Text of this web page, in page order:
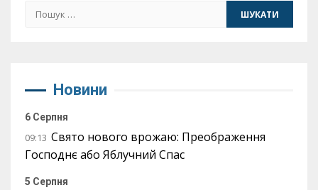
Пошук:
Новини
6 Серпня
09:13 Свято нового врожаю: Преображення
Господнє або Яблучний Спас
5 Серпня